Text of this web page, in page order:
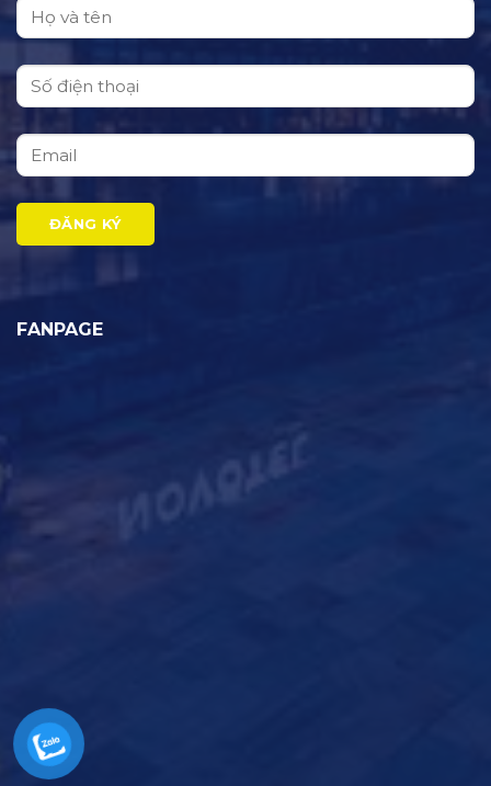
FANPAGE